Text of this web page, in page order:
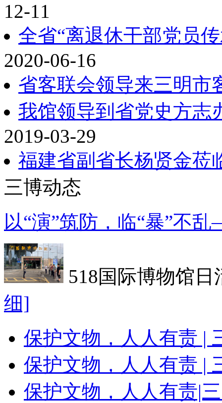
12-11
全省“离退休干部党员
2020-06-16
省客联会领导来三明市
我馆领导到省党史方志
2019-03-29
福建省副省长杨贤金莅
三博动态
以“演”筑防，临“暴”不
518国际博物馆
细]
保护文物，人人有责 |
保护文物，人人有责 |
保护文物，人人有责|